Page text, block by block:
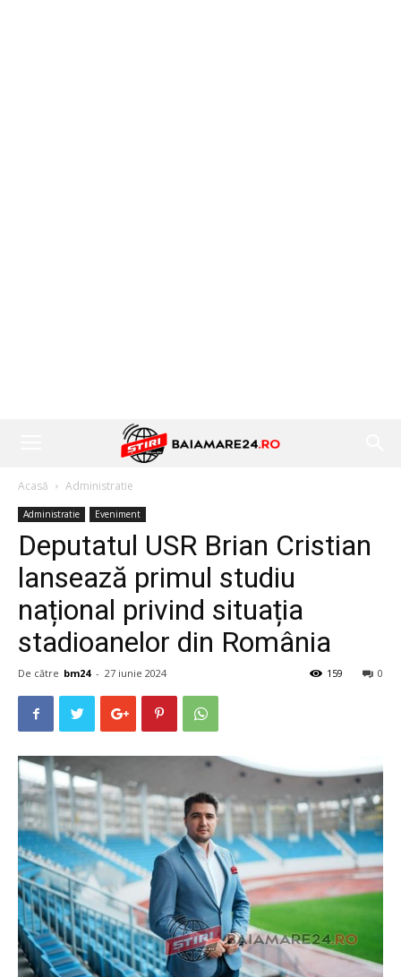
Acasă Administratie
Administratie Eveniment
Deputatul USR Brian Cristian
lansează primul studiu
național privind situația
stadioanelor din România
De către bm24 - 27 iunie 2024 0
159